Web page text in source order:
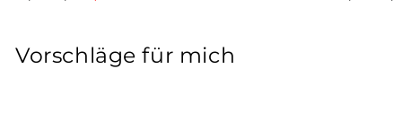
Vorschläge für mich